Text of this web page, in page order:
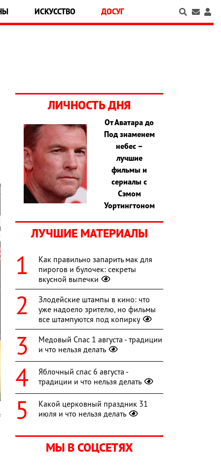
ИСКУССТВО ДОСУГ
ЛИЧНОСТЬ ДНЯ
От Аватара до
Под знаменем
небес –
лучшие
фильмы и
сериалы с
Сэмом
Уортингтоном
ЛУЧШИЕ МАТЕРИАЛЫ
Как правильно запарить мак для
пирогов и булочек: секреты
вкусной выпечки
Злодейские штампы в кино: что
уже надоело зрителю, но фильмы
все штампуются под копирку
Медовый Спас 1 августа - традиции
и что нельзя делать
Яблочный спас 6 августа -
традиции и что нельзя делать
Какой церковный праздник 31
июля и что нельзя делать
МЫ В СОЦСЕТЯХ